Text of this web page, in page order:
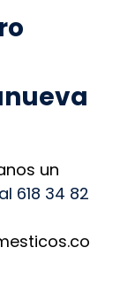
un
618 34 82